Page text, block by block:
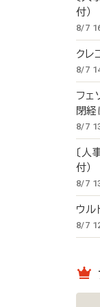
付
8/7
ク
8/7
フェ
閉
8/7
〔人
付
8/7
ウル
8/7